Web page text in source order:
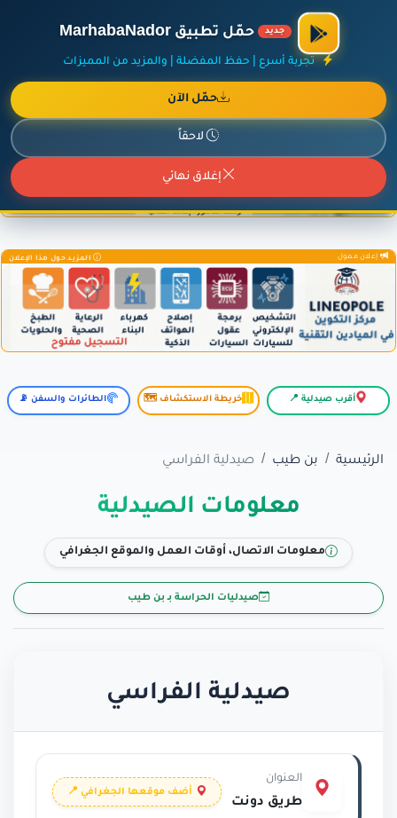
أضف نشاطك مجاناً
جديد حمّل تطبيق MarhabaNador
تجربة أسرع | حفظ المفضلة | والمزيد من المميزات
حمّل الآن
لاحقاً
إغلاق نهائي
إعلان ممول المزيد حول هذا الإعلان
إعلان ممول المزيد حول هذا الإعلان
أقرب صيدلية 📍 خريطة الاستكشاف 🗺️ الطائرات والسفن 📡
الرئيسية بن طيب صيدلية الفراسي
معلومات الصيدلية
معلومات الاتصال، أوقات العمل والموقع الجغرافي
صيدليات الحراسة بـ بن طيب
صيدلية الفراسي
العنوان
طريق دونت
أضف موقعها الجغرافي 📍